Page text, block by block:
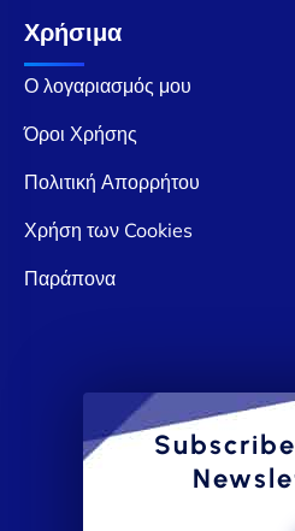
Χρήσιμα
Ο λογαριασμός μου
Όροι Χρήσης
Πολιτική Απορρήτου
Χρήση των Cookies
Παράπονα